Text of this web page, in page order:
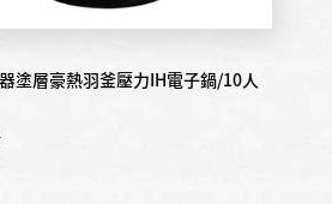
塗層豪熱羽釜壓力IH電子鍋/10人